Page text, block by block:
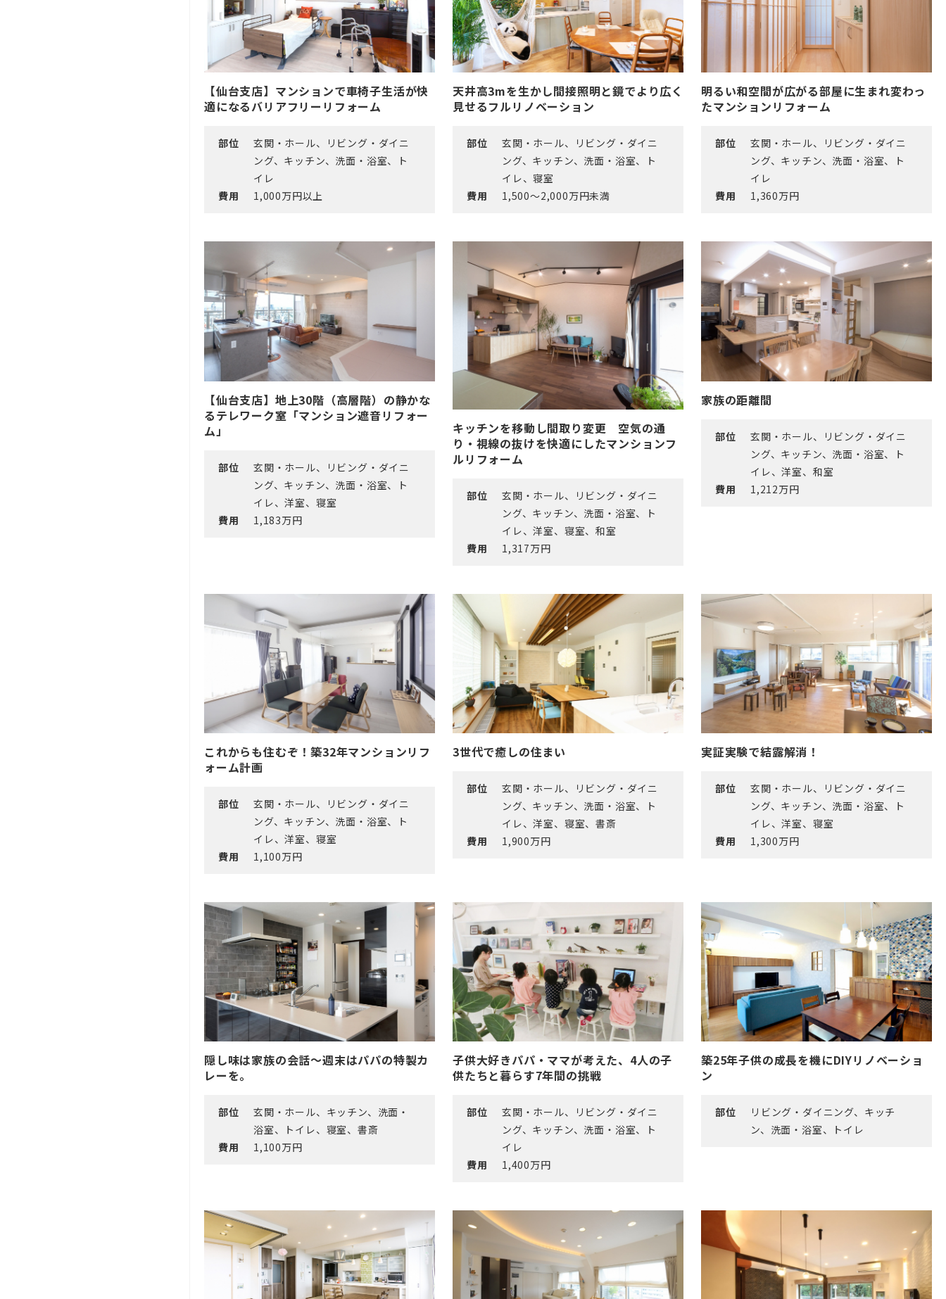
【仙台支店】マンションで車椅子生活が快
適になるバリアフリーリフォーム
部位
玄関・ホール、リビング・ダイニ
ング、キッチン、洗面・浴室、ト
イレ
費用
1,000万円以上
天井高3mを生かし間接照明と鏡でより広く
見せるフルリノベーション
部位
玄関・ホール、リビング・ダイニ
ング、キッチン、洗面・浴室、ト
イレ、寝室
費用
1,500～2,000万円未満
明るい和空間が広がる部屋に生まれ変わっ
たマンションリフォーム
部位
玄関・ホール、リビング・ダイニ
ング、キッチン、洗面・浴室、ト
イレ
費用
1,360万円
【仙台支店】地上30階（高層階）の静かな
るテレワーク室「マンション遮音リフォー
ム」
部位
玄関・ホール、リビング・ダイニ
ング、キッチン、洗面・浴室、ト
イレ、洋室、寝室
費用
1,183万円
キッチンを移動し間取り変更 空気の通
り・視線の抜けを快適にしたマンションフ
ルリフォーム
部位
玄関・ホール、リビング・ダイニ
ング、キッチン、洗面・浴室、ト
イレ、洋室、寝室、和室
費用
1,317万円
家族の距離間
部位
玄関・ホール、リビング・ダイニ
ング、キッチン、洗面・浴室、ト
イレ、洋室、和室
費用
1,212万円
これからも住むぞ！築32年マンションリフ
ォーム計画
部位
玄関・ホール、リビング・ダイニ
ング、キッチン、洗面・浴室、ト
イレ、洋室、寝室
費用
1,100万円
3世代で癒しの住まい
部位
玄関・ホール、リビング・ダイニ
ング、キッチン、洗面・浴室、ト
イレ、洋室、寝室、書斎
費用
1,900万円
実証実験で結露解消！
部位
玄関・ホール、リビング・ダイニ
ング、キッチン、洗面・浴室、ト
イレ、洋室、寝室
費用
1,300万円
隠し味は家族の会話～週末はパパの特製カ
レーを。
部位
玄関・ホール、キッチン、洗面・
浴室、トイレ、寝室、書斎
費用
1,100万円
子供大好きパパ・ママが考えた、4人の子
供たちと暮らす7年間の挑戦
部位
玄関・ホール、リビング・ダイニ
ング、キッチン、洗面・浴室、ト
イレ
費用
1,400万円
築25年子供の成長を機にDIYリノベーショ
ン
部位
リビング・ダイニング、キッチ
ン、洗面・浴室、トイレ